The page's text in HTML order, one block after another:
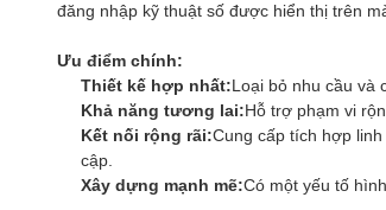
đăng nhập kỹ thuật số được hiển thị trên
Ưu điểm chính:
Thiết kế hợp nhất:Loại bỏ nhu cầu và
Khả năng tương lai:Hỗ trợ phạm vi
Kết nối rộng rãi:Cung cấp tích hợp
cập.
Xây dựng mạnh mẽ:Có một yếu tố